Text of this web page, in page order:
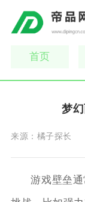
首页
梦
来源： 橘子探长
游戏壁垒